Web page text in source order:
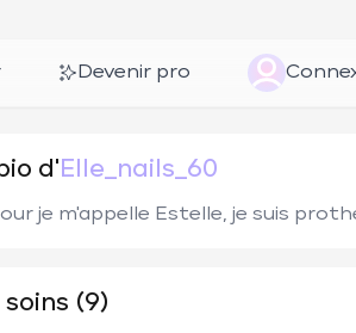
Devenir pro
d' Elle_nails_60
soins (9)